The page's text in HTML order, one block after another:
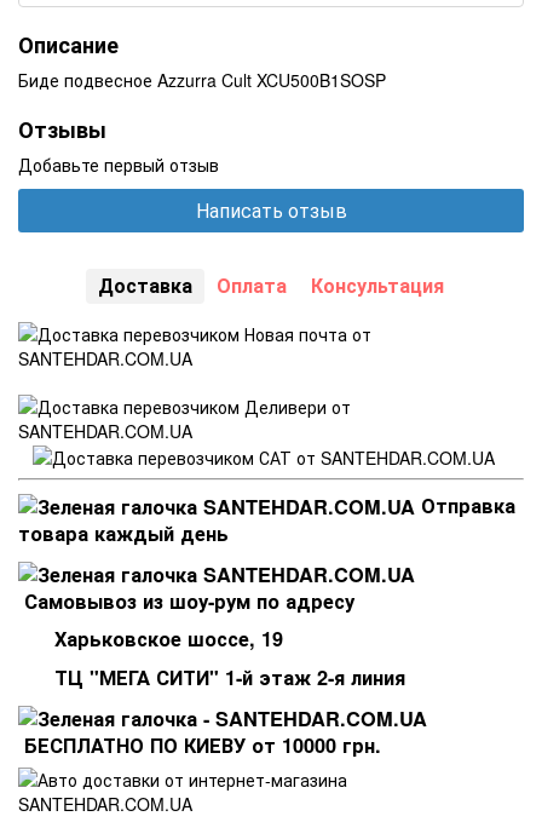
Описание
Биде подвесное Azzurra Cult XCU500B1SOSP
Отзывы
Добавьте первый отзыв
Написать отзыв
Доставка Оплата Консультация
Отправка
товара каждый день
Самовывоз из шоу-рум по адресу
Харьковское шоссе, 19
ТЦ "МЕГА СИТИ" 1-й этаж 2-я линия
БЕСПЛАТНО ПО КИЕВУ от 10000 грн.